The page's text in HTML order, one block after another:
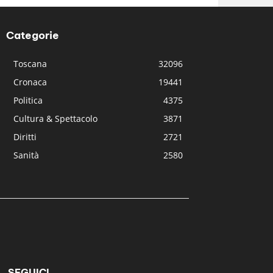
Categorie
Toscana
32096
Cronaca
19441
Politica
4375
Cultura & Spettacolo
3871
Diritti
2721
Sanità
2580